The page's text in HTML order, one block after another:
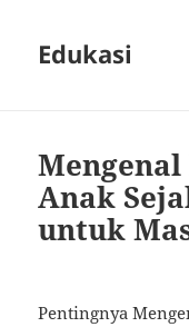
Edukasi
Anak
untuk
Pentingnya